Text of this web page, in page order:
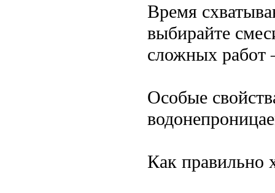
Время
выбирайте
сложных
Особые
Как правильно